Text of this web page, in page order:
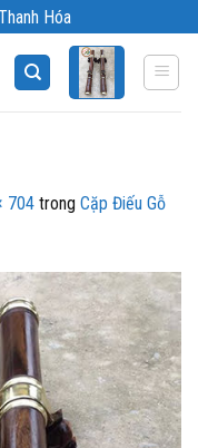
Hóa
704 trong Cặp Điếu Gỗ